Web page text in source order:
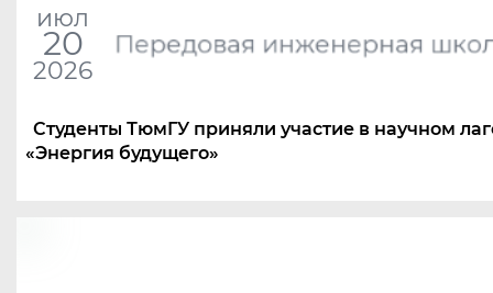
июл
20
2026
Передовая инженерная
Студенты ТюмГУ приняли участие в научном
«Энергия будущего»